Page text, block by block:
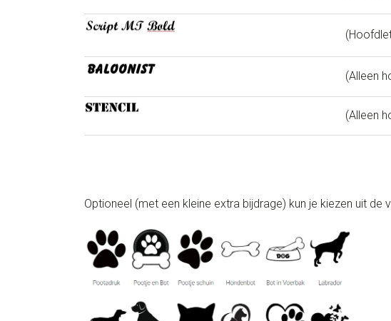
(Alleen
(Alleen
Optioneel (met een kleine extra bijdrage) kun je kiezen uit de